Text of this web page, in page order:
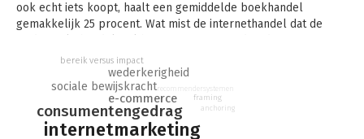
ook echt iets koopt, haalt een gemiddelde boekhandel
gemakkelijk 25 procent. Wat mist de internethandel dat de
waarop een verkoper kan inspelen op individuele voorkeuren
Maurits Kaptein ontwikkelde een techniek om ook online
bezoekers individueel te benaderen met behulp van
zogenaamde beïnvloedingsprofielen. De intuïtie van de
internetmarketing
consumentengedrag
e-commerce
sociale bewijskracht
wederkerigheid
bereik versus impact
recommendersystemen
framing
anchoring